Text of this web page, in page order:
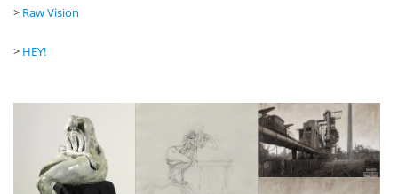
> Raw Vision
> HEY!